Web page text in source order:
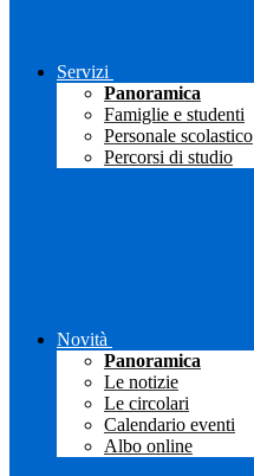
Servizi
Panoramica
Famiglie e studenti
Personale scolastico
Percorsi di studio
Novità
Panoramica
Le notizie
Le circolari
Calendario eventi
Albo online